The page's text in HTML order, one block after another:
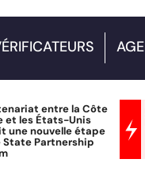
entre la Côte
et les États-Unis
une nouvelle étape
State Partnership